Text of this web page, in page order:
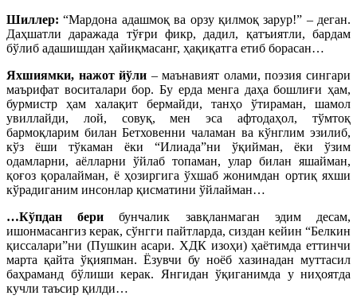
Шиллер:“Мардона адашмоқ ва орзу қилмоқ зарур!” – деган.
Даҳшатли даражада тўғри фикр, дадил, қатъиятли, бардам
бўлиб адашишдан ҳайиқмасанг, ҳақиқатга етиб борасан…
Яхшиямки, нажот йўли – маънавият олами, поэзия сингари
маърифат воситалари бор. Бу ерда менга даҳа бошлиғи ҳам,
бурмистр ҳам халақит бермайди, танҳо ўтираман, шамол
увиллайди, лой, совуқ, мен эса афтодаҳол, тўмтоқ
бармоқларим билан Бетховенни чаламан ва кўнглим эзилиб,
кўз ёши тўкаман ёки “Илиада”ни ўқийман, ёки ўзим
одамларни, аёлларни ўйлаб топаман, улар билан яшайман,
қоғоз қоралайман, ё ҳозиргига ўхшаб жонимдан ортиқ яхши
кўрадиганим инсонлар қисматини ўйлайман…
…Кўпдан бери бунчалик завқланмаган эдим десам,
ишонмасангиз керак, сўнгги пайтларда, сиздан кейин “Белкин
қиссалари”ни (Пушкин асари. ХДК изоҳи) ҳаётимда еттинчи
марта қайта ўқияпман. Ёзувчи бу ноёб хазинадан муттасил
баҳраманд бўлиши керак. Янгидан ўқиганимда у ниҳоятда
кучли таъсир қилди…